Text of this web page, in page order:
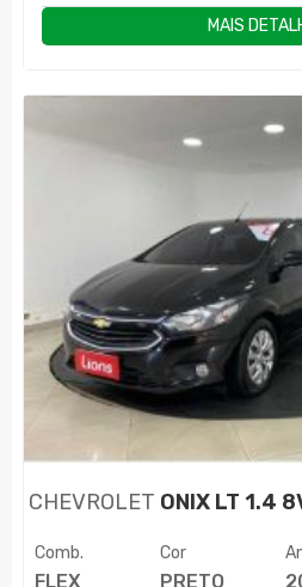
MAIS
CHEVROLET ONIX LT 1.4
Comb.
FLEX
Cor
PRETO